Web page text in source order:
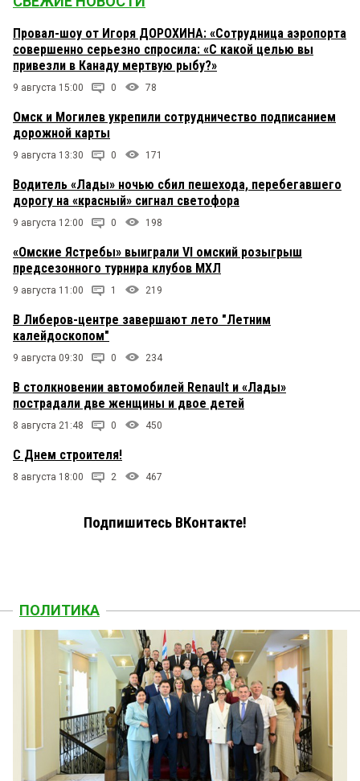
Провал-шоу от Игоря ДОРОХИНА: «Сотрудница аэропорта
совершенно серьезно спросила: «С какой целью вы
привезли в Канаду мертвую рыбу?»
9 августа 15:00 0 78
Омск и Могилев укрепили сотрудничество подписанием
дорожной карты
9 августа 13:30 0 171
Водитель «Лады» ночью сбил пешехода, перебегавшего
дорогу на «красный» сигнал светофора
9 августа 12:00 0 198
«Омские Ястребы» выиграли VI омский розыгрыш
предсезонного турнира клубов МХЛ
9 августа 11:00 1 219
В Либеров-центре завершают лето "Летним
калейдоскопом"
9 августа 09:30 0 234
В столкновении автомобилей Renault и «Лады»
пострадали две женщины и двое детей
8 августа 21:48 0 450
С Днем строителя!
8 августа 18:00 2 467
Подпишитесь ВКонтакте!
ПОЛИТИКА